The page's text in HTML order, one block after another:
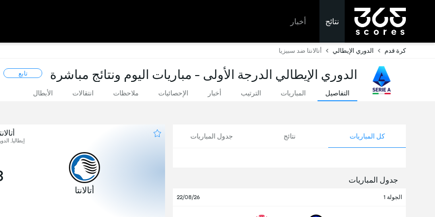
نتائج أخبار
كرة قدم الدوري الإيطالي أتالانتا ضد سبيزيا
الدوري الإيطالي الدرجة الأولى - مباريات اليوم ونتائج مباشرة تابع
التفاصيل المباريات الترتيب أخبار الإحصائيات ملاحظات انتقالات الأبطال
كل المباريات نتائج جدول المباريات
جدول المباريات
الجولة 1 22/08/26
إيطاليا,
أتالانتا